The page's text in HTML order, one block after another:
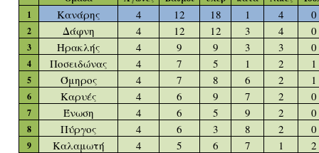
1
Κανάρης 4 12 18 1 4 0
2 Δάφνη 4 12 12 3 4 0
3 Ηρακλής 4 9 9 3 3 0
4 Ποσειδώνας 4 7 5 1 2 1
5 Όμηρος 4 7 8 6 2 1
6 Καρυές 4 6 9 7 2 0
7 Ένωση 4 6 5 9 2 0
8 Πύργος 4 6 3 8 2 0
9 Καλαμωτή 4 5 6 7 1 2